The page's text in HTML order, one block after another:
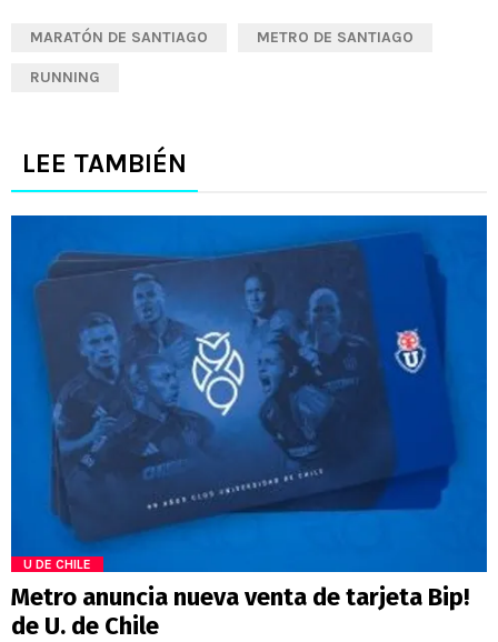
MARATÓN DE SANTIAGO METRO DE SANTIAGO
RUNNING
LEE TAMBIÉN
U DE CHILE
Metro anuncia nueva venta de tarjeta Bip!
de U. de Chile